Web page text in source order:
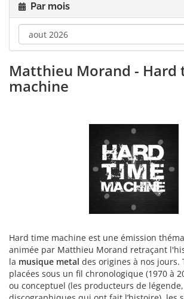
Par mois
Matthieu Morand - Hard
machine
Hard time machine est une émission
animée par Matthieu Morand retraçant
la musique metal des origines à nos jours.
placées sous un fil chronologique (1970 à
ou conceptuel (les producteurs de